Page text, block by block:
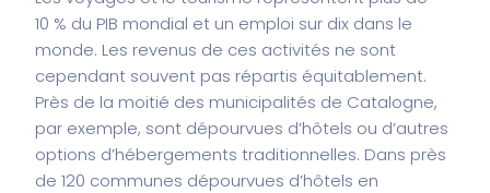
10 % du PIB mondial et un emploi sur dix dans le
monde. Les revenus de ces activités ne sont
cependant souvent pas répartis équitablement.
Près de la moitié des municipalités de Catalogne,
par exemple, sont dépourvues d’hôtels ou d’autres
options d’hébergements traditionnelles. Dans près
de 120 communes dépourvues d’hôtels en